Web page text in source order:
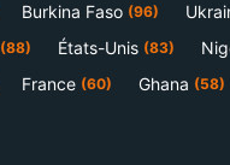
Burkina Faso (96)
(88) États-Unis (83)
France (60) Ghana (58)